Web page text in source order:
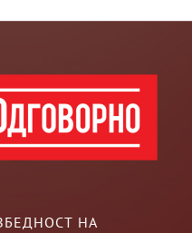
НА